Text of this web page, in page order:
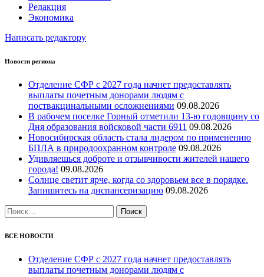
Редакция
Экономика
Написать редактору
Новости региона
Отделение СФР с 2027 года начнет предоставлять
выплаты почетным донорами людям с
поствакцинальными осложнениями 09.08.2026
В рабочем поселке Горный отметили 13-ю годовщину со
Дня образования войсковой части 6911 09.08.2026
Новосибирская область стала лидером по применению
БПЛА в природоохранном контроле 09.08.2026
Удивляешься доброте и отзывчивости жителей нашего
города! 09.08.2026
Солнце светит ярче, когда со здоровьем все в порядке.
Запишитесь на диспансеризацию 09.08.2026
Найти:
ВСЕ НОВОСТИ
Отделение СФР с 2027 года начнет предоставлять
выплаты почетным донорами людям с